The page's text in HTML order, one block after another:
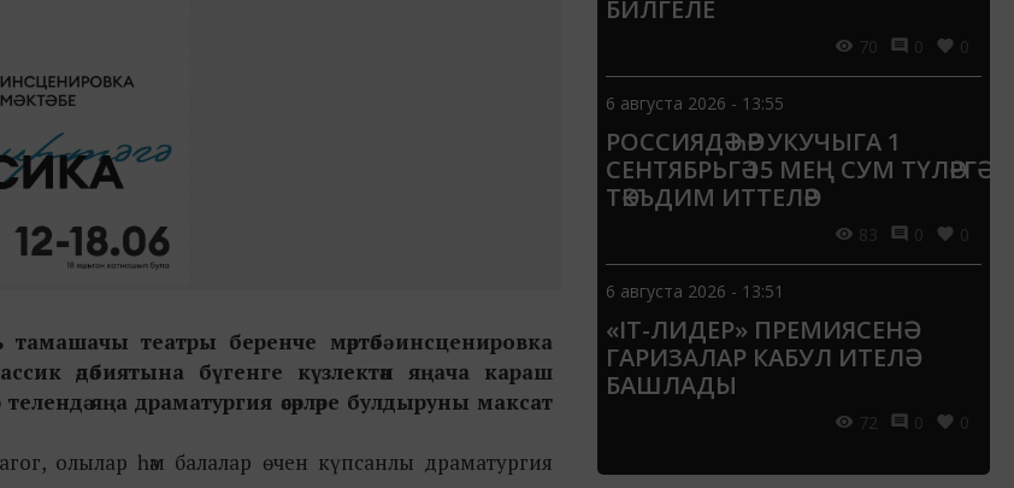
тамашачы театры беренче мәртәбә инсценировка
әдәбиятына бүгенге күзлектән яңача караш
яңа драматургия әсәрләре булдыруны максат
олылар һәм балалар өчен күпсанлы драматургия
БИЛГЕЛЕ
70 0 0
6 августа 2026 - 13:55
РОССИЯДӘ ҺӘР УКУЧЫГА 1
СЕНТЯБРЬГӘ 15 МЕҢ СУМ ТҮЛӘРГӘ
ТӘКЪДИМ ИТТЕЛӘР
83 0 0
6 августа 2026 - 13:51
«IT-ЛИДЕР» ПРЕМИЯСЕНӘ
ГАРИЗАЛАР КАБУЛ ИТЕЛӘ
БАШЛАДЫ
72 0 0